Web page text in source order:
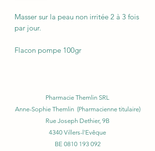
Masser sur la peau non irritée 2 à 3 fois
par jour.
Flacon pompe 100gr
Pharmacie Themlin SRL
Anne-Sophie Themlin (Pharmacienne titulaire)
Rue Joseph Dethier, 9B
4340 Villers-l'Evêque
BE 0810 193 092